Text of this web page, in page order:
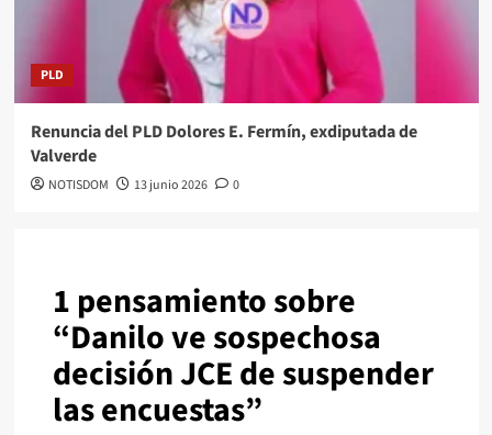
PLD
Renuncia del PLD Dolores E. Fermín, exdiputada de
Valverde
NOTISDOM 13 junio 2026 0
1 pensamiento sobre
“Danilo ve sospechosa
decisión JCE de suspender
las encuestas”